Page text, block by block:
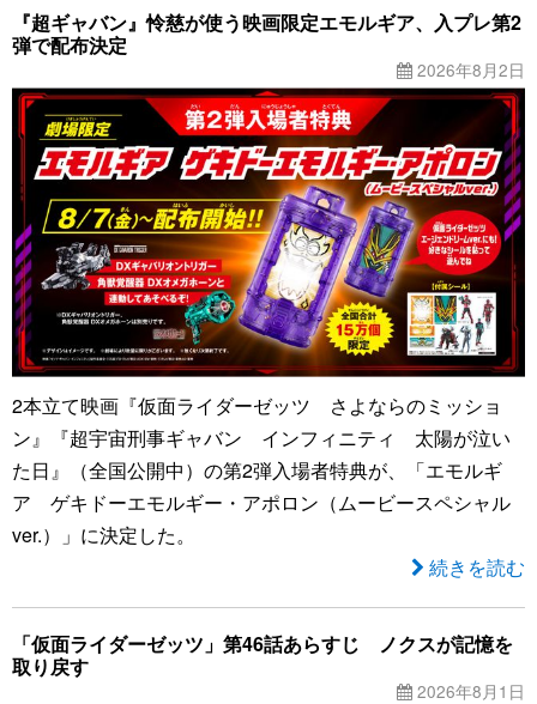
『超ギャバン』怜慈が使う映画限定エモルギア、入プレ第2
弾で配布決定
2026年8月2日
2本立て映画『仮面ライダーゼッツ さよならのミッショ
ン』『超宇宙刑事ギャバン インフィニティ 太陽が泣い
た日』（全国公開中）の第2弾入場者特典が、「エモルギ
ア ゲキドーエモルギー・アポロン（ムービースペシャル
ver.）」に決定した。
続きを読む
「仮面ライダーゼッツ」第46話あらすじ ノクスが記憶を
取り戻す
2026年8月1日